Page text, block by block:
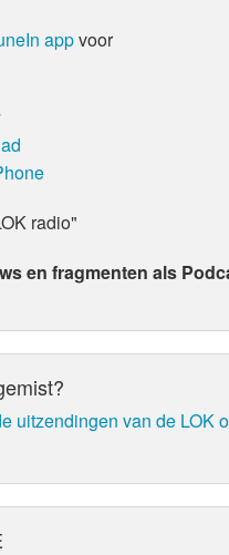
appvoor
radio"
en fragmenten als
uit­zen­din­gen van de LOK